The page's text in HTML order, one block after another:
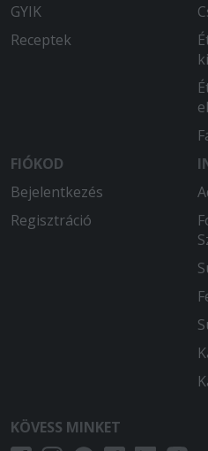
GYIK
Receptek
FIÓKOD
Bejelentkezés
Regisztráció
KÖVESS MINKET